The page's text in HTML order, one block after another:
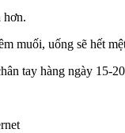
hơn.
muối, uống sẽ hết
tay hàng ngày 15-